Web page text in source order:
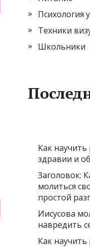
Психология
Техники
Школьники
Как
здравии и
Заголовок:
молиться
простой
Иисусова
навредить
Как